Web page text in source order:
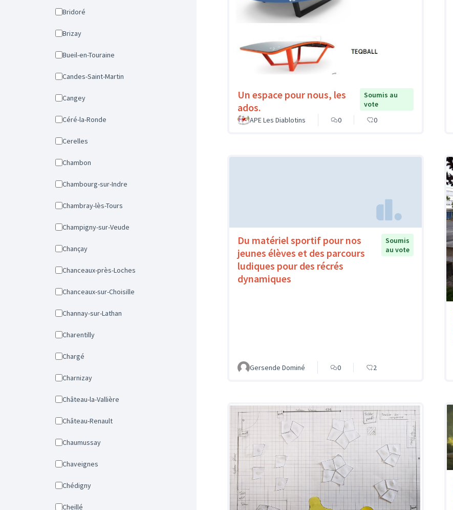
Bridoré
Brizay
Bueil-en-Touraine
Candes-Saint-Martin
Cangey
Céré-la-Ronde
Cerelles
Chambon
Chambourg-sur-Indre
Chambray-lès-Tours
Champigny-sur-Veude
Chançay
Chanceaux-près-Loches
Chanceaux-sur-Choisille
Channay-sur-Lathan
Charentilly
Chargé
Charnizay
Château-la-Vallière
Château-Renault
Chaumussay
Chaveignes
Chédigny
Cheillé
Un espace pour nous, les
ados.
Soumis au
vote
APE Les Diablotins
0 0
Du matériel sportif pour nos
jeunes élèves et des parcours
ludiques pour des récrés
dynamiques
Soumis
au vote
Gersende Dominé 0 2